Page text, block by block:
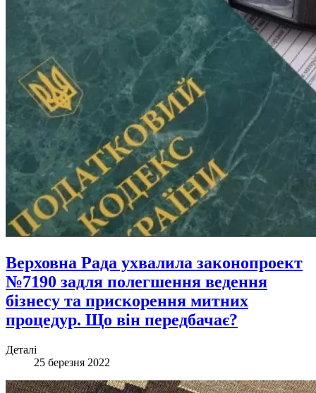
Верховна Рада ухвалила законопроект
№7190 задля полегшення ведення
бізнесу та прискорення митних
процедур. Що він передбачає?
Деталі
25 березня 2022